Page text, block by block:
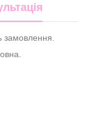
замовлення.